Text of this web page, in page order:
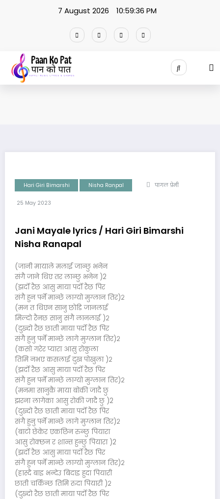
7 August 2026 10:59:37 PM
Hari Giri Bimarshi Nisha Ranpal पागल प्रेमी
25 May 2023
Jani Mayale lyrics / Hari Giri Bimarshi
Nisha Ranapal
(जानी मायाले मलाई जान्छु भनेन
संगै जाने थिए तर लान्छु भनेन )2
(झर्दो रैछ आसु माया पर्दो रैछ पिर
संगै हुन पर्ने मान्छे लाग्यो मुग्लान तिर)२
(मन त थिएन सानु छोडि जानलाई
मिल्दो रैनछ सानु संगै लानलाई )२
(दुख्दो रैछ छाती माया पर्दो रैछ पिर
संगै हुनु पर्ने मान्छे लागे मुग्लान तिर)२
(कसो गरेर प्यारा आसु रोकुला
तिमि नभए कसलाई दुख पोखुला )२
(झर्दो रैछ आसु माया पर्दो रैछ पिर
संगै हुन पर्ने मान्छे लाग्यो मुग्लान तिर)२
(मनमा सानुकै माया बोकी जादै छु
झरना लागेका आसु रोकी जादै छु )2
(दुख्दो रैछ छाती माया पर्दो रैछ पिर
संगै हुनु पर्ने मान्छे लागे मुग्लान तिर)२
(बाटो छेकेर एकछिन रुन्छु पियारा
आसु रोक्छन र शान्त हुन्छु पियारा )2
(झर्दो रैछ आसु माया पर्दो रैछ पिर
संगै हुन पर्ने मान्छे लाग्यो मुग्लान तिर)२
(हास्दै बाइ भन्देउ बिदाइ हुदा पियारी
छाती चर्किन्छ तिमि रुदा पियारी )२
(दुख्दो रैछ छाती माया पर्दो रैछ पिर